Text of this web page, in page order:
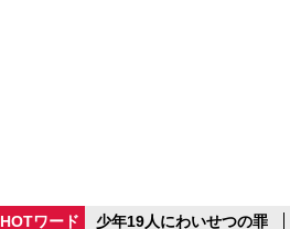
HOTワード 少年19人にわいせつの罪